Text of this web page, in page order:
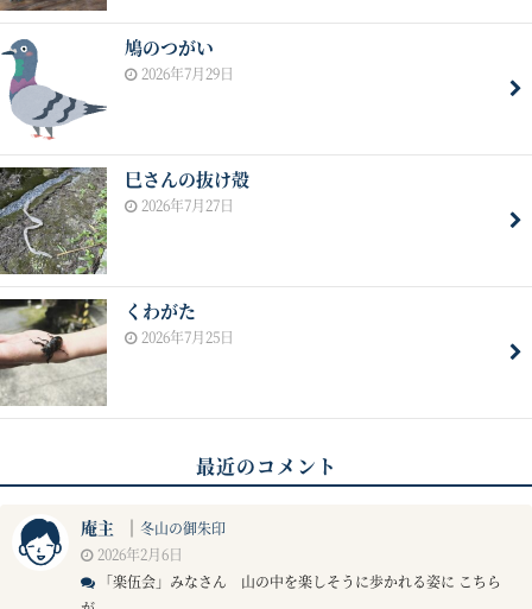
鳩のつがい
2026年7月29日
巳さんの抜け殻
2026年7月27日
くわがた
2026年7月25日
最近のコメント
庵主 ｜ 冬山の御朱印
2026年2月6日
「楽伍会」みなさん 山の中を楽しそうに歩かれる姿に こちら